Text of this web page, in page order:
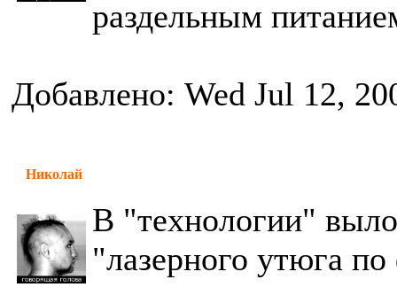
раздельным
Добавлено: Wed Jul 12,
Николай
В "технологии"
"лазерного утюга